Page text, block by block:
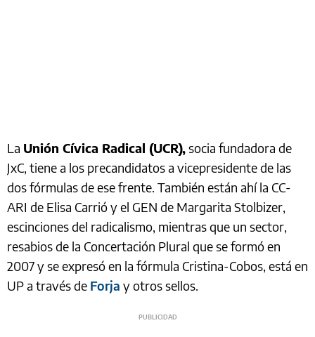
La Unión Cívica Radical (UCR),socia fundadora de
JxC, tiene a los precandidatos a vicepresidente de las
dos fórmulas de ese frente. También están ahí la CC-
ARI de Elisa Carrió y el GEN de Margarita Stolbizer,
escinciones del radicalismo, mientras que un sector,
resabios de la Concertación Plural que se formó en
2007 y se expresó en la fórmula Cristina-Cobos, está en
UP a través de Forja y otros sellos.